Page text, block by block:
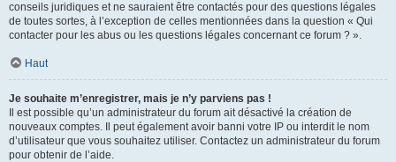
conseils juridiques et ne sauraient être contactés pour des questions légales
de toutes sortes, à l’exception de celles mentionnées dans la question « Qui
contacter pour les abus ou les questions légales concernant ce forum ? ».
Haut
Je souhaite m’enregistrer, mais je n’y parviens pas !
Il est possible qu’un administrateur du forum ait désactivé la création de
nouveaux comptes. Il peut également avoir banni votre IP ou interdit le nom
d’utilisateur que vous souhaitez utiliser. Contactez un administrateur du forum
pour obtenir de l’aide.